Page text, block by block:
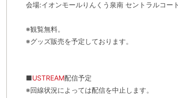
会場:イオンモールりんくう泉南 セントラルコート
※観覧無料。
※グッズ販売を予定しております。
■USTREAM配信予定
※回線状況によっては配信を中止します。